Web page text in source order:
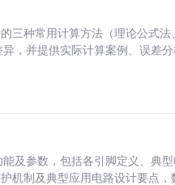
三种常用计算方法（理论公式
异，并提供实际计算案例、误差
及参数，包括各引脚定义、典
机制及典型应用电路设计要点